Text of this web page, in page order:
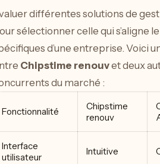
différentes solutions de
sélectionner celle qui s’aligne
d’une entreprise. Voici
Chipstime renouvet deux
du marché :
Fonctionnalité
Chipstime
renouv
Interface
utilisateur
Intuitive